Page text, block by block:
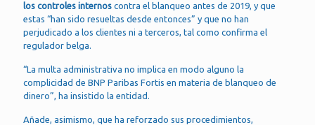
los controles internos contra el blanqueo antes de 2019, y que
estas “han sido resueltas desde entonces” y que no han
perjudicado a los clientes ni a terceros, tal como confirma el
regulador belga.
“La multa administrativa no implica en modo alguno la
complicidad de BNP Paribas Fortis en materia de blanqueo de
dinero”, ha insistido la entidad.
Añade, asimismo, que ha reforzado sus procedimientos,